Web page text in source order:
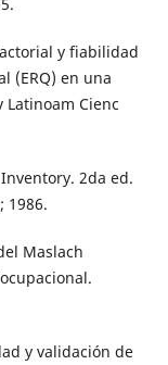
y fiabilidad
(ERQ) en una
Latinoam Cienc
2da ed.
1986.
Maslach
y validación de